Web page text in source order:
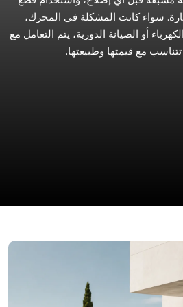
سواء كانت المشكلة في المحرك،
أو الصيانة الدورية، يتم التعامل مع
تتناسب مع قيمتها وطبيعتها.